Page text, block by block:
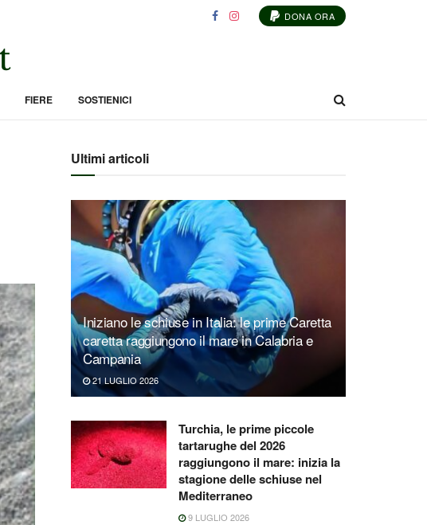
DONA ORA
FIERE SOSTIENICI
Ultimi articoli
Iniziano le schiuse in Italia: le prime Caretta
caretta raggiungono il mare in Calabria e
Campania
21 LUGLIO 2026
Turchia, le prime piccole
tartarughe del 2026
raggiungono il mare: inizia la
stagione delle schiuse nel
Mediterraneo
9 LUGLIO 2026